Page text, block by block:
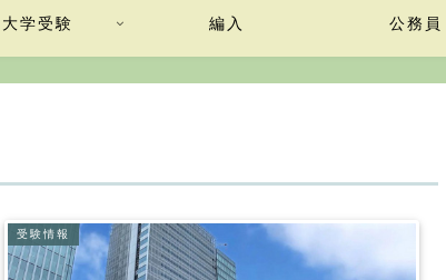
大学受験 編入 公務員
受験情報